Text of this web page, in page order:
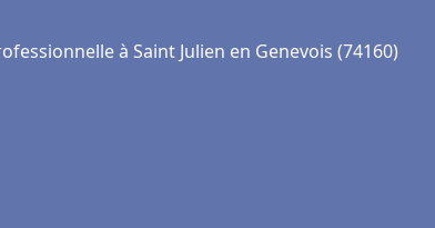
à Saint Julien en Genevois (74160)